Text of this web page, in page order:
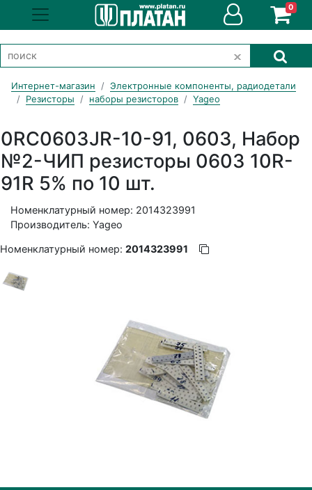
0
Интернет-магазин
Электронные компоненты, радиодетали
Резисторы
наборы резисторов Yageo
0RC0603JR-10-91, 0603, Набор
№2-ЧИП резисторы 0603 10R-
91R 5% по 10 шт.
Номенклатурный номер: 2014323991
Производитель: Yageo
Номенклатурный номер: 2014323991